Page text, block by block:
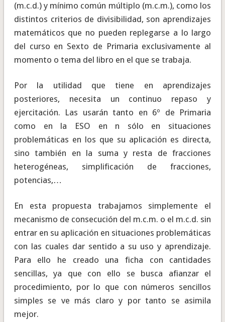
(m.c.d.) y mínimo común múltiplo (m.c.m.), como los
distintos criterios de divisibilidad, son aprendizajes
matemáticos que no pueden replegarse a lo largo
del curso en Sexto de Primaria exclusivamente al
momento o tema del libro en el que se trabaja.
Por la utilidad que tiene en aprendizajes
posteriores, necesita un continuo repaso y
ejercitación. Las usarán tanto en 6º de Primaria
como en la ESO en n sólo en situaciones
problemáticas en los que su aplicación es directa,
sino también en la suma y resta de fracciones
heterogéneas, simplificación de fracciones,
potencias,…
En esta propuesta trabajamos simplemente el
mecanismo de consecución del m.c.m. o el m.c.d. sin
entrar en su aplicación en situaciones problemáticas
con las cuales dar sentido a su uso y aprendizaje.
Para ello he creado una ficha con cantidades
sencillas, ya que con ello se busca afianzar el
procedimiento, por lo que con números sencillos
simples se ve más claro y por tanto se asimila
mejor.